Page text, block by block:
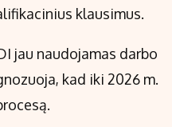
klausimus.
jau naudojamas darbo
kad iki 2026 m.